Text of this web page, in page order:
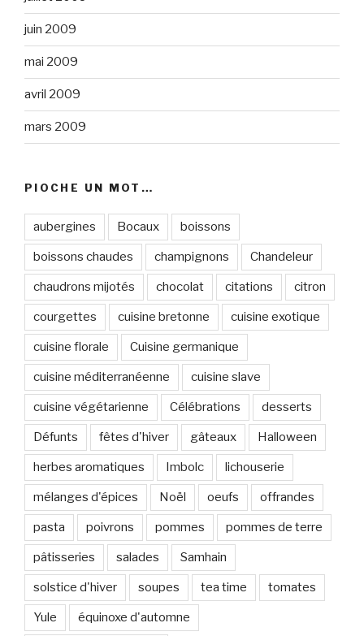
juin 2009
mai 2009
avril 2009
mars 2009
PIOCHE UN MOT…
aubergines Bocaux boissons
boissons chaudes champignons Chandeleur
chaudrons mijotés chocolat citations citron
courgettes cuisine bretonne cuisine exotique
cuisine florale Cuisine germanique
cuisine méditerranéenne cuisine slave
cuisine végétarienne Célébrations desserts
Défunts fêtes d'hiver gâteaux Halloween
herbes aromatiques Imbolc lichouserie
mélanges d'épices Noël oeufs offrandes
pasta poivrons pommes pommes de terre
pâtisseries salades Samhain
solstice d'hiver soupes tea time tomates
Yule équinoxe d'automne